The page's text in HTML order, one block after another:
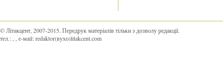
© Літакцент, 2007-2015. Передрук матеріалів тільки з дозволу редакції.
тел.:
, е-маіl:redaktor(вухо)litakcent.com